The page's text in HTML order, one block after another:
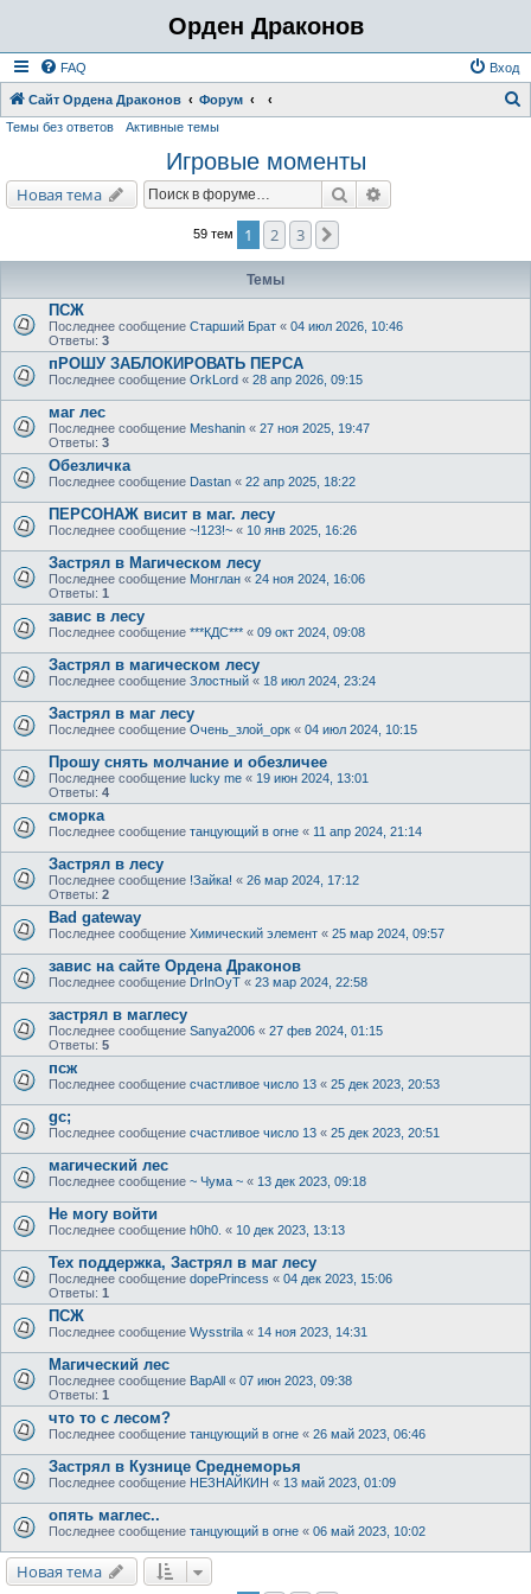
Орден Драконов
FAQ Вход
Сайт Ордена Драконов Форум
Темы без ответов Активные темы
Игровые моменты
Новая тема Поиск
59 тем 1 2 3
Темы
ПСЖ
Последнее сообщение Старший Брат « 04 июл 2026, 10:46
Ответы: 3
пРОШУ ЗАБЛОКИРОВАТЬ ПЕРСА
Последнее сообщение OrkLord « 28 апр 2026, 09:15
маг лес
Последнее сообщение Meshanin « 27 ноя 2025, 19:47
Ответы: 3
Обезличка
Последнее сообщение Dastan « 22 апр 2025, 18:22
ПЕРСОНАЖ висит в маг. лесу
Последнее сообщение ~!123!~ « 10 янв 2025, 16:26
Застрял в Магическом лесу
Последнее сообщение Монглан « 24 ноя 2024, 16:06
Ответы: 1
завис в лесу
Последнее сообщение ***КДС*** « 09 окт 2024, 09:08
Застрял в магическом лесу
Последнее сообщение Злостный « 18 июл 2024, 23:24
Застрял в маг лесу
Последнее сообщение Очень_злой_орк « 04 июл 2024, 10:15
Прошу снять молчание и обезличее
Последнее сообщение lucky me « 19 июн 2024, 13:01
Ответы: 4
сморка
Последнее сообщение танцующий в огне « 11 апр 2024, 21:14
Застрял в лесу
Последнее сообщение !Зайка! « 26 мар 2024, 17:12
Ответы: 2
Bad gateway
Последнее сообщение Химический элемент « 25 мар 2024, 09:57
завис на сайте Ордена Драконов
Последнее сообщение DrInOyT « 23 мар 2024, 22:58
застрял в маглесу
Последнее сообщение Sanya2006 « 27 фев 2024, 01:15
Ответы: 5
псж
Последнее сообщение счастливое число 13 « 25 дек 2023, 20:53
gc;
Последнее сообщение счастливое число 13 « 25 дек 2023, 20:51
магический лес
Последнее сообщение ~ Чума ~ « 13 дек 2023, 09:18
Не могу войти
Последнее сообщение h0h0. « 10 дек 2023, 13:13
Тех поддержка, Застрял в маг лесу
Последнее сообщение dopePrincess « 04 дек 2023, 15:06
Ответы: 1
ПСЖ
Последнее сообщение Wysstrila « 14 ноя 2023, 14:31
Магический лес
Последнее сообщение BapAll « 07 июн 2023, 09:38
Ответы: 1
что то с лесом?
Последнее сообщение танцующий в огне « 26 май 2023, 06:46
Застрял в Кузнице Среднеморья
Последнее сообщение НЕЗНАЙКИН « 13 май 2023, 01:09
опять маглес..
Последнее сообщение танцующий в огне « 06 май 2023, 10:02
Новая тема